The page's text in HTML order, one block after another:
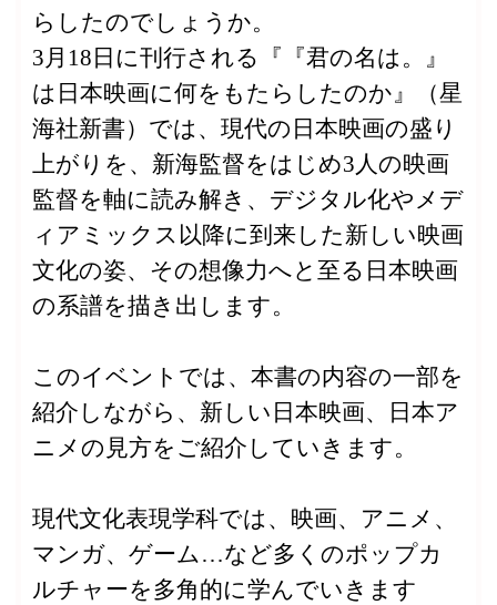
らしたのでしょうか。
3月18日に刊行される『『君の名は。』
は日本映画に何をもたらしたのか』（星
海社新書）では、現代の日本映画の盛り
上がりを、新海監督をはじめ3人の映画
監督を軸に読み解き、デジタル化やメデ
ィアミックス以降に到来した新しい映画
文化の姿、その想像力へと至る日本映画
の系譜を描き出します。
このイベントでは、本書の内容の一部を
紹介しながら、新しい日本映画、日本ア
ニメの見方をご紹介していきます。
現代文化表現学科では、映画、アニメ、
マンガ、ゲーム…など多くのポップカ
ルチャーを多角的に学んでいきます